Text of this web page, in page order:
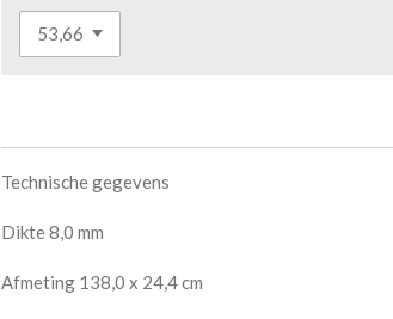
Technische gegevens
Dikte 8,0 mm
Afmeting 138,0 x 24,4 cm